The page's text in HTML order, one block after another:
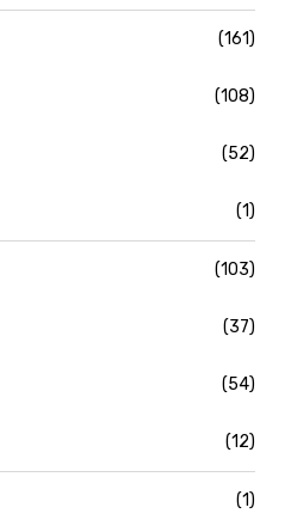
(161)
(108)
(52)
(1)
(103)
(37)
(54)
(12)
(1)